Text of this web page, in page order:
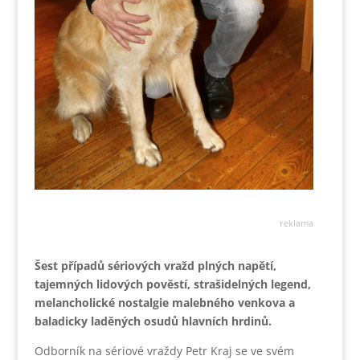
reklama
Šest případů sériových vražd plných napětí,
tajemných lidových pověstí, strašidelných legend,
melancholické nostalgie malebného venkova a
baladicky laděných osudů hlavních hrdinů.
Odborník na sériové vraždy Petr Kraj se ve svém